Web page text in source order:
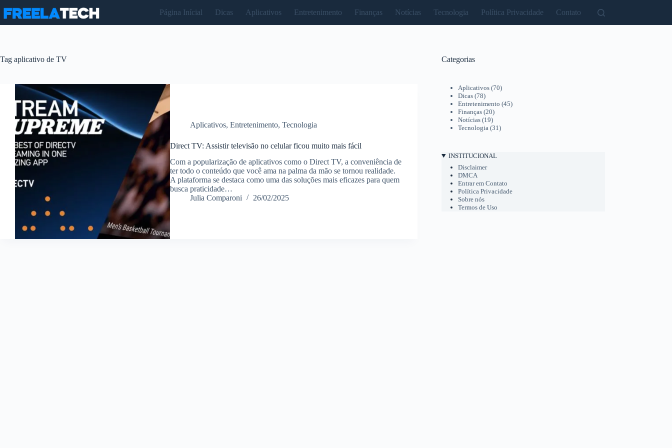
para
Página Inícial Dicas Aplicativos Entretenimento Finanças Notícias Tecnologia Política Privacidade Contato
Tag aplicativo de TV
Aplicativos, Entretenimento, Tecnologia
Direct TV: Assistir televisão no celular ficou muito mais fácil
Com a popularização de aplicativos como o Direct TV, a conveniência de
ter todo o conteúdo que você ama na palma da mão se tornou realidade.
A plataforma se destaca como uma das soluções mais eficazes para quem
busca praticidade…
Julia Comparoni
26/02/2025
Categorias
Aplicativos(70)
Dicas(78)
Entretenimento (45)
Finanças(20)
Notícias(19)
Tecnologia(31)
INSTITUCIONAL
Disclaimer
DMCA
Entrar em Contato
Política Privacidade
Sobre nós
Termos de Uso